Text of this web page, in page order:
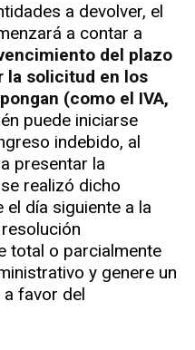
a devolver, el
a contar a
del plazo
la solicitud en los
(como el IVA,
puede iniciarse
indebido, al
presentar la
realizó dicho
día siguiente a la
total o parcialmente
y genere un
favor del